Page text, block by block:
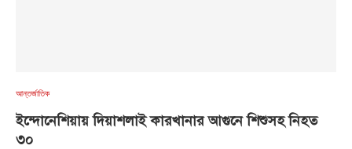
আন্তর্জাতিক
ইন্দোনেশিয়ায় দিয়াশলাই কারখানার আগুনে শিশুসহ নিহত
৩০